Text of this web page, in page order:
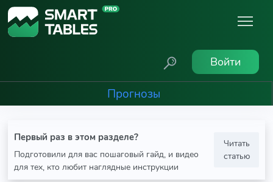
Войти
Прогнозы
Первый раз в этом разделе?
Подготовили для вас пошаговый гайд, и видео
для тех, кто любит наглядные инструкции
Читать
статью